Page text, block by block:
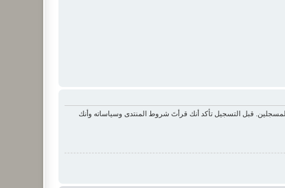
قبل التسجيل تأكد أنك قرأتَ شروط المنتدى وسياساته وأنك